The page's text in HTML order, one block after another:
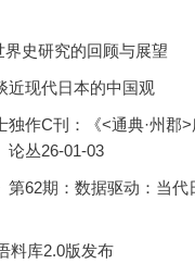
史研究的回顾与展望
近现代日本的中国观
独作C刊：《<通典·州郡
论丛26-01-03
第62期：数据驱动：当
料库2.0版发布